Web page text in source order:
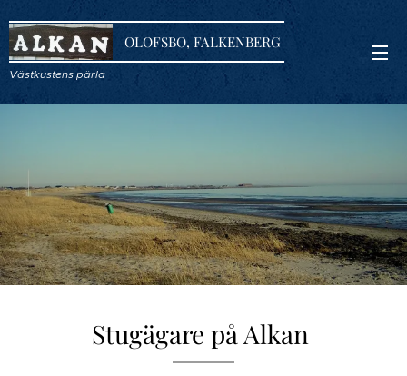
OLOFSBO, FALKENBERG
Västkustens pärla
Stugägare på Alkan